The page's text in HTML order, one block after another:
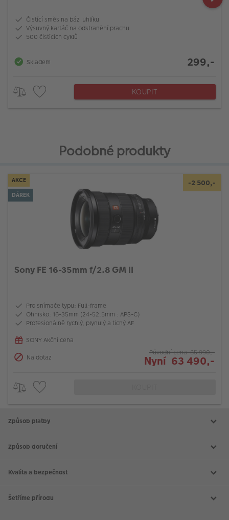
Čistící směs na bázi uhlíku
Výsuvný kartáč na odstranění prachu
500 čistících cyklů
Skladem 299,-
KOUPIT
Podobné produkty
AKCE
DÁREK
-2 500,-
Sony FE 16-35mm f/2.8 GM II
Pro snímače typu: Full-frame
Ohnisko: 16-35mm (24-52.5mm : APS-C)
Profesionálně rychlý, plynulý a tichý AF
SONY Akční cena
Na dotaz
Původní cena 65 990,-
Nyní 63 490,-
Způsob platby
Způsob doručení
Kvalita a bezpečnost
Šetříme přírodu